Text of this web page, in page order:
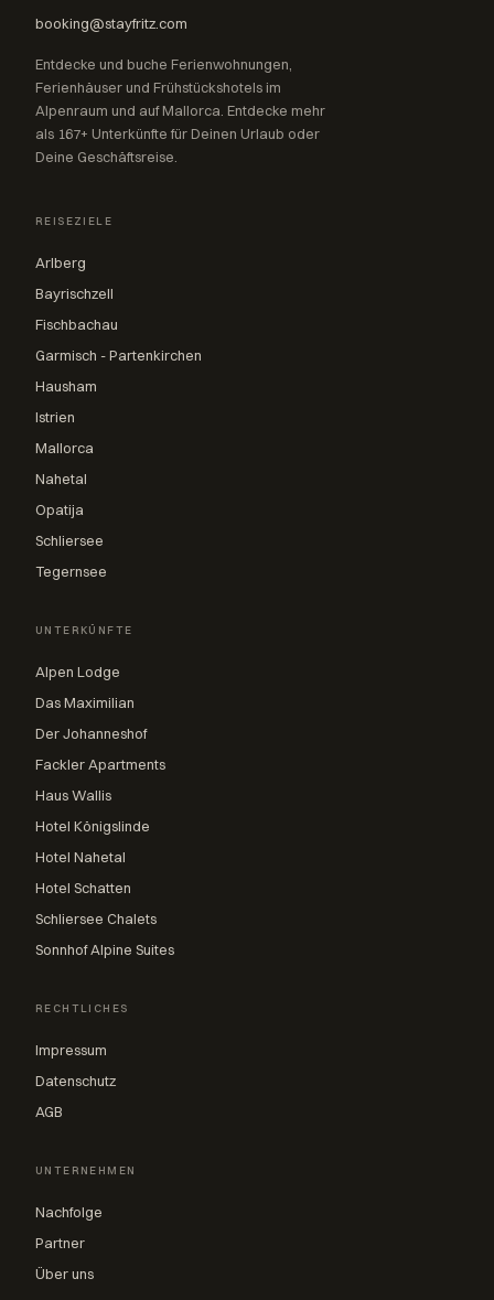
booking@stayfritz.com
Entdecke und buche Ferienwohnungen,
Ferienhäuser und Frühstückshotels im
Alpenraum und auf Mallorca. Entdecke mehr
als 167+ Unterkünfte für Deinen Urlaub oder
Deine Geschäftsreise.
REISEZIELE
Arlberg
Bayrischzell
Fischbachau
Garmisch - Partenkirchen
Hausham
Istrien
Mallorca
Nahetal
Opatija
Schliersee
Tegernsee
UNTERKÜNFTE
Alpen Lodge
Das Maximilian
Der Johanneshof
Fackler Apartments
Haus Wallis
Hotel Königslinde
Hotel Nahetal
Hotel Schatten
Schliersee Chalets
Sonnhof Alpine Suites
RECHTLICHES
Impressum
Datenschutz
AGB
UNTERNEHMEN
Nachfolge
Partner
Über uns